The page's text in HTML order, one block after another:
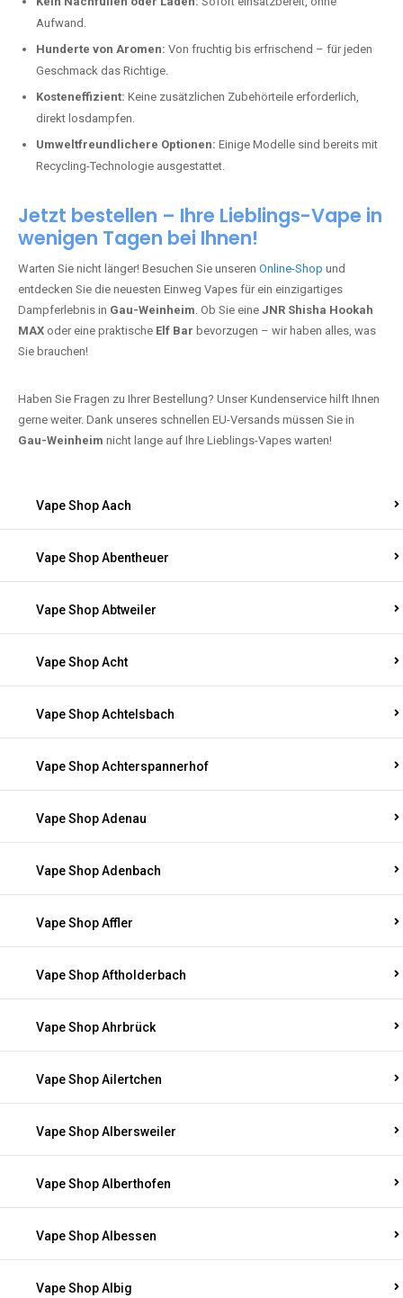
Aufwand.
Hunderte von Aromen: Von fruchtig bis erfrischend – für jeden
Geschmack das Richtige.
Kosteneffizient: Keine zusätzlichen Zubehörteile erforderlich,
direkt losdampfen.
Umweltfreundlichere Optionen: Einige Modelle sind bereits mit
Recycling-Technologie ausgestattet.
Jetzt bestellen – Ihre Lieblings-Vape in
wenigen Tagen bei Ihnen!
Warten Sie nicht länger! Besuchen Sie unseren Online-Shop und
entdecken Sie die neuesten Einweg Vapes für ein einzigartiges
Dampferlebnis in Gau-Weinheim. Ob Sie eine JNR Shisha Hookah
MAX oder eine praktische Elf Bar bevorzugen – wir haben alles, was
Sie brauchen!
Haben Sie Fragen zu Ihrer Bestellung? Unser Kundenservice hilft Ihnen
gerne weiter. Dank unseres schnellen EU-Versands müssen Sie in
Gau-Weinheim nicht lange auf Ihre Lieblings-Vapes warten!
Vape Shop Aach
Vape Shop Abentheuer
Vape Shop Abtweiler
Vape Shop Acht
Vape Shop Achtelsbach
Vape Shop Achterspannerhof
Vape Shop Adenau
Vape Shop Adenbach
Vape Shop Affler
Vape Shop Aftholderbach
Vape Shop Ahrbrück
Vape Shop Ailertchen
Vape Shop Albersweiler
Vape Shop Alberthofen
Vape Shop Albessen
Vape Shop Albig